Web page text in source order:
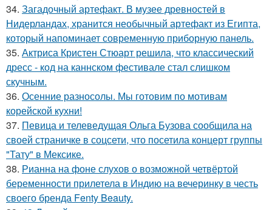
34. Загадочный артефакт. В музее древностей в
Нидерландах, хранится необычный артефакт из Египта,
который напоминает современную приборную панель.
35. Актриса Кристен Стюарт решила, что классический
дресс - код на каннском фестивале стал слишком
скучным.
36. Осенние разносолы. Мы готовим по мотивам
корейской кухни!
37. Певица и телеведущая Ольга Бузова сообщила на
своей страничке в соцсети, что посетила концерт группы
"Тату" в Мексике.
38. Рианна на фоне слухов о возможной четвёртой
беременности прилетела в Индию на вечеринку в честь
своего бренда Fenty Beauty.